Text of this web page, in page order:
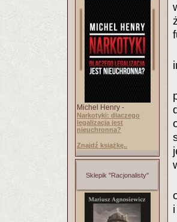
Michel Henry -
Narkotyki: dlaczego
legalizacja jest
nieuchronna?
Znajdź książkę..
Sklepik "Racjonalisty"